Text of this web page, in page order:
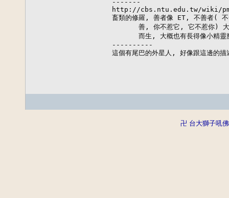
-------
http://cbs.ntu.edu.tw/wiki/
畜類的修羅, 善者像 ET, 不善者( 不
善, 你不惹它, 它不惹你) 大概
而生, 大概也有長得像小精靈魔
----------
這個有尾巴的外星人, 好像跟這邊的
卍 台大獅子吼